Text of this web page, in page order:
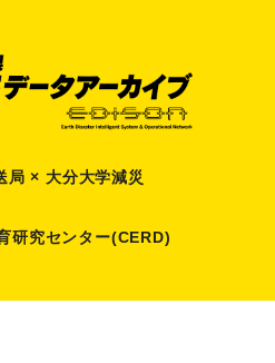
局 × 大分大学減災
研究センター(CERD)